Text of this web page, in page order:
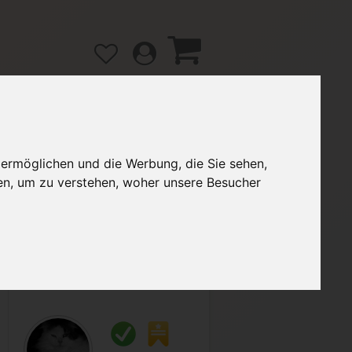
und die Werbung, die Sie sehen,
um zu verstehen, woher unsere Besucher
Hilfe / FAQ